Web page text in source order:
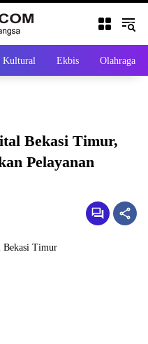
Kultural Ekbis Olahraga
Bekasi Timur,
Pelayanan